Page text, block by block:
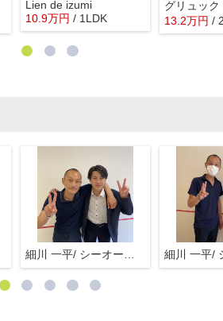
Lien de izumi
10.9万円 / 1LDK
グリュック
13.2万円 /